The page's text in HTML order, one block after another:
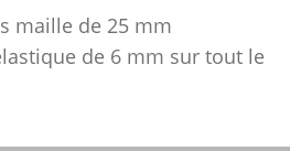
maille de 25 mm
de 6 mm sur tout le